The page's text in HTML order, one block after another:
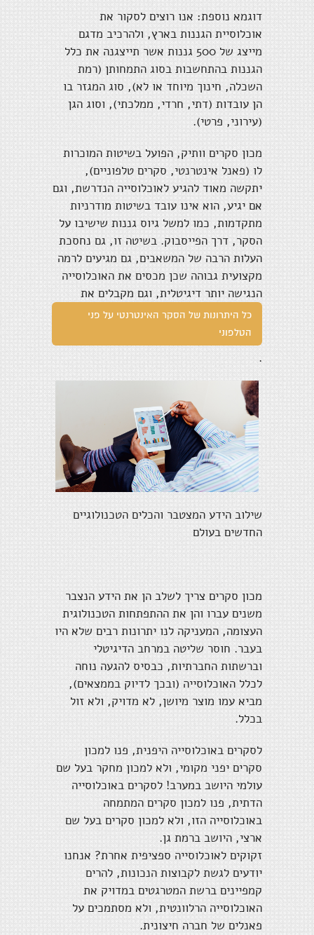
דוגמא נוספת: אנו רוצים לסקור את
אוכלוסיית הגננות בארץ, ולהרכיב מדגם
מייצג של 500 גננות אשר תייצגנה את כלל
הגננות בהתחשבות בסוג התמחותן (רמת
השכלה, חינוך מיוחד או לא), סוג המגזר בו
הן עובדות (דתי, חרדי, ממלכתי), וסוג הגן
(עירוני, פרטי).
מכון סקרים וותיק, הפועל בשיטות המוכרות
לו (פאנל אינטרנטי, סקרים טלפוניים),
יתקשה מאוד להגיע לאוכלוסייה הנדרשת, וגם
אם יגיע, הוא אינו עובד בשיטות מודרניות
מתקדמות, כמו למשל גיוס גננות שישיבו על
הסקר, דרך הפייסבוק. בשיטה זו, גם נחסכת
העלות הרבה של המשאבים, גם מגיעים לרמה
מקצועית גבוהה שכן מכסים את האוכלוסייה
הנגישה יותר דיגיטלית, וגם מקבלים את
כל היתרונות של הסקר האינטרנטי על פני
הטלפוני
.
שילוב הידע המצטבר והכלים הטכנולוגיים
החדשים בעולם
מכון סקרים צריך לשלב הן את הידע הנצבר
משנים עברו והן את ההתפתחות הטכנולוגית
העצומה, המעניקה לנו יתרונות רבים שלא היו
בעבר. חוסר שליטה במרחב הדיגיטלי
וברשתות החברתיות, כבסיס להגעה נוחה
לכלל האוכלוסייה (ובכך לדיוק בממצאים),
מביא עמו מוצר מיושן, לא מדויק, ולא זול
בכלל.
לסקרים באוכלוסייה היפנית, פנו למכון
סקרים יפני מקומי, ולא למכון מחקר בעל שם
עולמי היושב במערב! לסקרים באוכלוסייה
הדתית, פנו למכון סקרים המתמחה
באוכלוסייה הזו, ולא למכון סקרים בעל שם
ארצי, היושב ברמת גן.
זקוקים לאוכלוסייה ספציפית אחרת? אנחנו
יודעים לגשת לקבוצות הנכונות, להרים
קמפיינים ברשת המטרגטים במדויק את
האוכלוסייה הרלוונטית, ולא מסתמכים על
פאנלים של חברה חיצונית.